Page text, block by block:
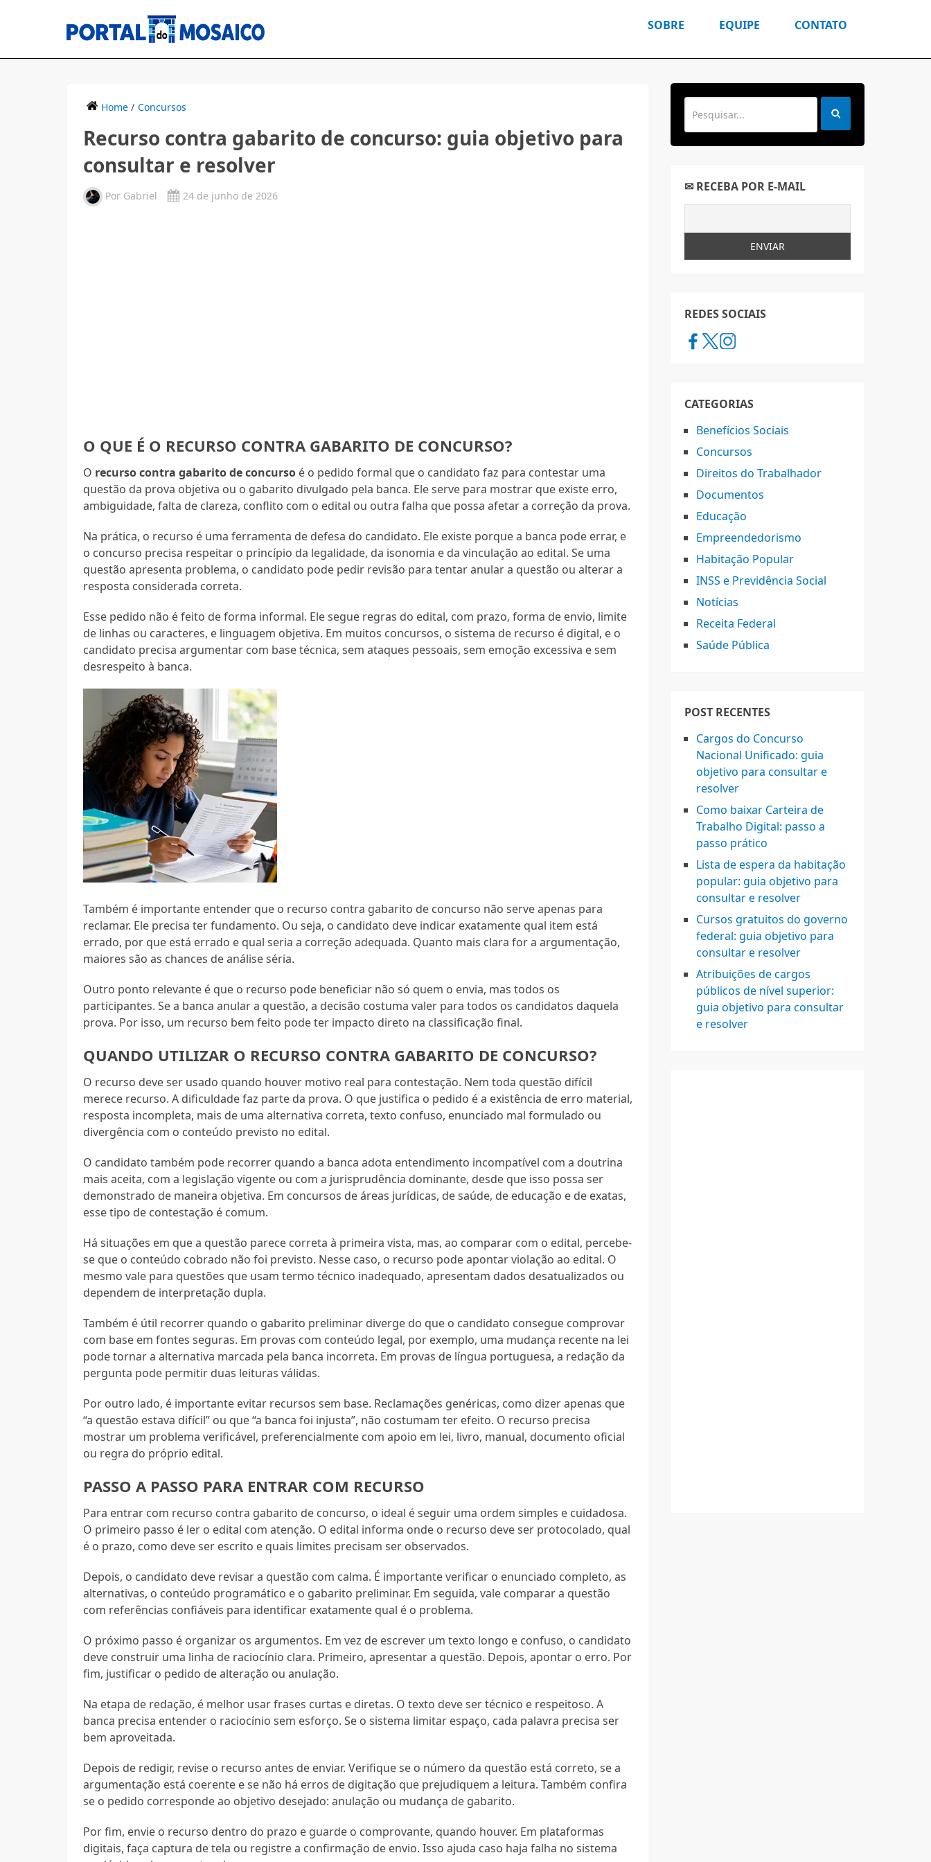
SOBRE EQUIPE CONTATO
Home / Concursos
Recurso contra gabarito de concurso: guia objetivo para
consultar e resolver
Por Gabriel 24 de junho de 2026
O QUE É O RECURSO CONTRA GABARITO DE CONCURSO?
O recurso contra gabarito de concurso é o pedido formal que o candidato faz para contestar uma
questão da prova objetiva ou o gabarito divulgado pela banca. Ele serve para mostrar que existe erro,
ambiguidade, falta de clareza, conflito com o edital ou outra falha que possa afetar a correção da prova.
Na prática, o recurso é uma ferramenta de defesa do candidato. Ele existe porque a banca pode errar, e
o concurso precisa respeitar o princípio da legalidade, da isonomia e da vinculação ao edital. Se uma
questão apresenta problema, o candidato pode pedir revisão para tentar anular a questão ou alterar a
resposta considerada correta.
Esse pedido não é feito de forma informal. Ele segue regras do edital, com prazo, forma de envio, limite
de linhas ou caracteres, e linguagem objetiva. Em muitos concursos, o sistema de recurso é digital, e o
candidato precisa argumentar com base técnica, sem ataques pessoais, sem emoção excessiva e sem
desrespeito à banca.
Também é importante entender que o recurso contra gabarito de concurso não serve apenas para
reclamar. Ele precisa ter fundamento. Ou seja, o candidato deve indicar exatamente qual item está
errado, por que está errado e qual seria a correção adequada. Quanto mais clara for a argumentação,
maiores são as chances de análise séria.
Outro ponto relevante é que o recurso pode beneficiar não só quem o envia, mas todos os
participantes. Se a banca anular a questão, a decisão costuma valer para todos os candidatos daquela
prova. Por isso, um recurso bem feito pode ter impacto direto na classificação final.
QUANDO UTILIZAR O RECURSO CONTRA GABARITO DE CONCURSO?
O recurso deve ser usado quando houver motivo real para contestação. Nem toda questão difícil
merece recurso. A dificuldade faz parte da prova. O que justifica o pedido é a existência de erro material,
resposta incompleta, mais de uma alternativa correta, texto confuso, enunciado mal formulado ou
divergência com o conteúdo previsto no edital.
O candidato também pode recorrer quando a banca adota entendimento incompatível com a doutrina
mais aceita, com a legislação vigente ou com a jurisprudência dominante, desde que isso possa ser
demonstrado de maneira objetiva. Em concursos de áreas jurídicas, de saúde, de educação e de exatas,
esse tipo de contestação é comum.
Há situações em que a questão parece correta à primeira vista, mas, ao comparar com o edital, percebe-
se que o conteúdo cobrado não foi previsto. Nesse caso, o recurso pode apontar violação ao edital. O
mesmo vale para questões que usam termo técnico inadequado, apresentam dados desatualizados ou
dependem de interpretação dupla.
Também é útil recorrer quando o gabarito preliminar diverge do que o candidato consegue comprovar
com base em fontes seguras. Em provas com conteúdo legal, por exemplo, uma mudança recente na lei
pode tornar a alternativa marcada pela banca incorreta. Em provas de língua portuguesa, a redação da
pergunta pode permitir duas leituras válidas.
Por outro lado, é importante evitar recursos sem base. Reclamações genéricas, como dizer apenas que
“a questão estava difícil” ou que “a banca foi injusta”, não costumam ter efeito. O recurso precisa
mostrar um problema verificável, preferencialmente com apoio em lei, livro, manual, documento oficial
ou regra do próprio edital.
PASSO A PASSO PARA ENTRAR COM RECURSO
Para entrar com recurso contra gabarito de concurso, o ideal é seguir uma ordem simples e cuidadosa.
O primeiro passo é ler o edital com atenção. O edital informa onde o recurso deve ser protocolado, qual
é o prazo, como deve ser escrito e quais limites precisam ser observados.
Depois, o candidato deve revisar a questão com calma. É importante verificar o enunciado completo, as
alternativas, o conteúdo programático e o gabarito preliminar. Em seguida, vale comparar a questão
com referências confiáveis para identificar exatamente qual é o problema.
O próximo passo é organizar os argumentos. Em vez de escrever um texto longo e confuso, o candidato
deve construir uma linha de raciocínio clara. Primeiro, apresentar a questão. Depois, apontar o erro. Por
fim, justificar o pedido de alteração ou anulação.
Na etapa de redação, é melhor usar frases curtas e diretas. O texto deve ser técnico e respeitoso. A
banca precisa entender o raciocínio sem esforço. Se o sistema limitar espaço, cada palavra precisa ser
bem aproveitada.
Depois de redigir, revise o recurso antes de enviar. Verifique se o número da questão está correto, se a
argumentação está coerente e se não há erros de digitação que prejudiquem a leitura. Também confira
se o pedido corresponde ao objetivo desejado: anulação ou mudança de gabarito.
Por fim, envie o recurso dentro do prazo e guarde o comprovante, quando houver. Em plataformas
digitais, faça captura de tela ou registre a confirmação de envio. Isso ajuda caso haja falha no sistema
✉ RECEBA POR E-MAIL
REDES SOCIAIS
CATEGORIAS
Benefícios Sociais
Concursos
Direitos do Trabalhador
Documentos
Educação
Empreendedorismo
Habitação Popular
INSS e Previdência Social
Notícias
Receita Federal
Saúde Pública
POST RECENTES
Cargos do Concurso
Nacional Unificado: guia
objetivo para consultar e
resolver
Como baixar Carteira de
Trabalho Digital: passo a
passo prático
Lista de espera da habitação
popular: guia objetivo para
consultar e resolver
Cursos gratuitos do governo
federal: guia objetivo para
consultar e resolver
Atribuições de cargos
públicos de nível superior:
guia objetivo para consultar
e resolver